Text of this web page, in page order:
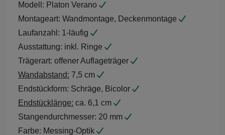
Modell: Platon Verano
Montageart: Wandmontage, Deckenmontage
Laufanzahl: 1-läufig
Ausstattung: inkl. Ringe
Trägerart: offener Auflageträger
Wandabstand: 7,5 cm
Endstückform: Schräge, Bicolor
Endstücklänge: ca. 6,1 cm
Stangendurchmesser: 20 mm
Farbe: Messing-Optik